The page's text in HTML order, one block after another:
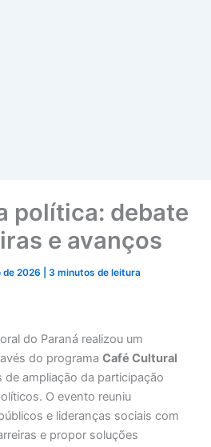
política: debate
e avanços
de 2026 |3 minutos de leitura
do Paraná realizou um
do programaCafé Cultural
de ampliação da participação
O evento reuniu
e lideranças sociais com
e propor soluções